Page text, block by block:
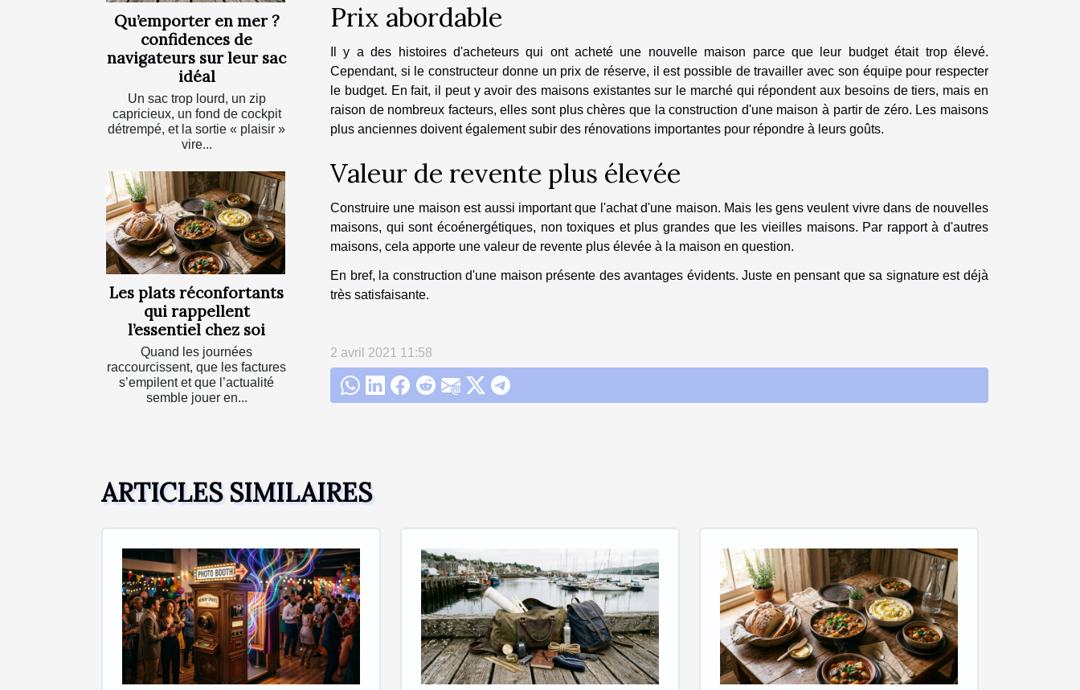
Qu’emporter en mer ?
confidences de
navigateurs sur leur sac
idéal
Un sac trop lourd, un zip
capricieux, un fond de cockpit
détrempé, et la sortie « plaisir »
vire...
Les plats réconfortants
qui rappellent
l’essentiel chez soi
Quand les journées
raccourcissent, que les factures
s’empilent et que l’actualité
semble jouer en...
Prix ​​abordable
Il y a des histoires d'acheteurs qui ont acheté une nouvelle maison parce que leur budget était trop élevé.
Cependant, si le constructeur donne un prix de réserve, il est possible de travailler avec son équipe pour respecter
le budget. En fait, il peut y avoir des maisons existantes sur le marché qui répondent aux besoins de tiers, mais en
raison de nombreux facteurs, elles sont plus chères que la construction d'une maison à partir de zéro. Les maisons
plus anciennes doivent également subir des rénovations importantes pour répondre à leurs goûts.
Valeur de revente plus élevée
Construire une maison est aussi important que l'achat d'une maison. Mais les gens veulent vivre dans de nouvelles
maisons, qui sont écoénergétiques, non toxiques et plus grandes que les vieilles maisons. Par rapport à d'autres
maisons, cela apporte une valeur de revente plus élevée à la maison en question.
En bref, la construction d'une maison présente des avantages évidents. Juste en pensant que sa signature est déjà
très satisfaisante.
2 avril 2021 11:58
ARTICLES SIMILAIRES